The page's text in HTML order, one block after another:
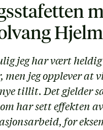
jeg har vært
men jeg opplever at
tillit. Det gjelder
har sett effekten
for